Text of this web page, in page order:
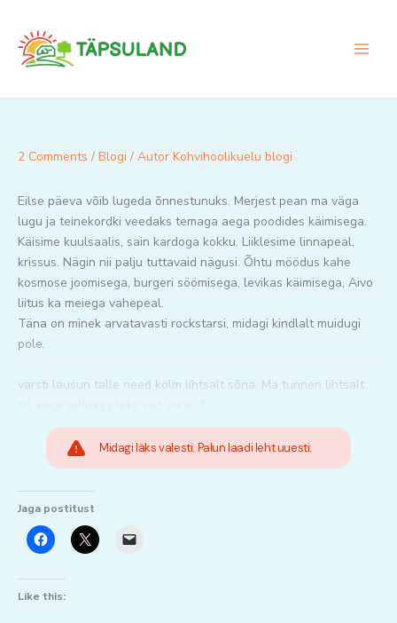
content
2 Comments / Blogi / Autor Kohvihoolikuelu blogi
Eilse päeva võib lugeda õnnestunuks. Merjest pean ma väga
lugu ja teinekordki veedaks temaga aega poodides käimisega.
Käisime kuulsaalis, sain kardoga kokku. Liiklesime linnapeal,
krissus. Nägin nii palju tuttavaid nägusi. Õhtu möödus kahe
kosmose joomisega, burgeri söömisega, levikas käimisega, Aivo
liitus ka meiega vahepeal.
Täna on minek arvatavasti rockstarsi, midagi kindlalt muidugi
pole.
varsti lausun talle need kolm lihtsalt sõna. Ma tunnen lihtsalt
Midagi läks valesti. Palun laadi leht uuesti.
Jaga postitust
Like this: